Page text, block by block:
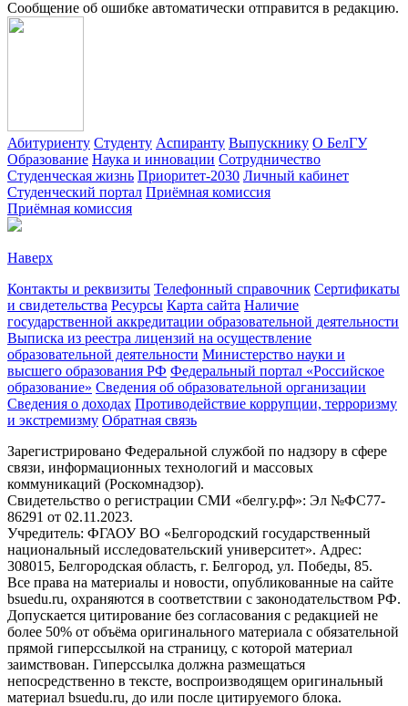
Сообщение об ошибке автоматически отправится в редакцию.
Абитуриенту Студенту Аспиранту Выпускнику О БелГУ
Образование Наука и инновации Сотрудничество
Студенческая жизнь Приоритет-2030 Личный кабинет
Студенческий портал Приёмная комиссия
Приёмная комиссия
Наверх
Контакты и реквизиты Телефонный справочник Сертификаты
и свидетельства Ресурсы Карта сайта Наличие
государственной аккредитации образовательной деятельности
Выписка из реестра лицензий на осуществление
образовательной деятельности Министерствo науки и
высшего образования РФ Федеральный портал «Российское
образование» Сведения об образовательной организации
Сведения о доходах Противодействие коррупции, терроризму
и экстремизму Обратная связь
Зарегистрировано Федеральной службой по надзору в сфере
связи, информационных технологий и массовых
коммуникаций (Роскомнадзор).
Свидетельство о регистрации СМИ «белгу.рф»: Эл №ФС77-
86291 от 02.11.2023.
Учредитель: ФГАОУ ВО «Белгородский государственный
национальный исследовательский университет». Адрес:
308015, Белгородская область, г. Белгород, ул. Победы, 85.
Все права на материалы и новости, опубликованные на сайте
bsuedu.ru, охраняются в соответствии с законодательством РФ.
Допускается цитирование без согласования с редакцией не
более 50% от объёма оригинального материала с обязательной
прямой гиперссылкой на страницу, с которой материал
заимствован. Гиперссылка должна размещаться
непосредственно в тексте, воспроизводящем оригинальный
материал bsuedu.ru, до или после цитируемого блока.